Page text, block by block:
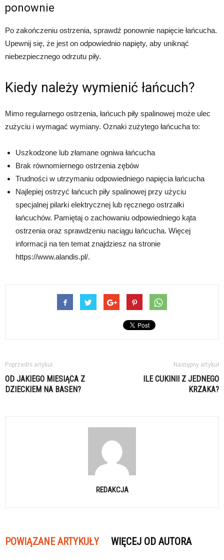
ponownie
Po zakończeniu ostrzenia, sprawdź ponownie napięcie łańcucha.
Upewnij się, że jest on odpowiednio napięty, aby uniknąć
niebezpiecznego odrzutu piły.
Kiedy należy wymienić łańcuch?
Mimo regularnego ostrzenia, łańcuch piły spalinowej może ulec
zużyciu i wymagać wymiany. Oznaki zużytego łańcucha to:
Uszkodzone lub złamane ogniwa łańcucha
Brak równomiernego ostrzenia zębów
Trudności w utrzymaniu odpowiedniego napięcia łańcucha
Najlepiej ostrzyć łańcuch piły spalinowej przy użyciu
specjalnej pilarki elektrycznej lub ręcznego ostrzałki
łańcuchów. Pamiętaj o zachowaniu odpowiedniego kąta
ostrzenia oraz sprawdzeniu naciągu łańcucha. Więcej
informacji na ten temat znajdziesz na stronie
https://www.alandis.pl/.
Poprzedni artykuł
OD JAKIEGO MIESIĄCA Z
DZIECKIEM NA BASEN?
Następny artykuł
ILE CUKINII Z JEDNEGO
KRZAKA?
REDAKCJA
POWIĄZANE ARTYKUŁY WIĘCEJ OD AUTORA